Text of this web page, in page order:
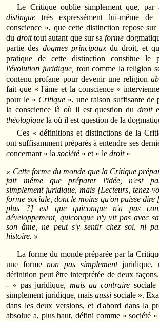
Le Critique oublie simplement que, par
distinguetrès expressément lui-même
conscience », que cette distinction repose sur
du droittout autant que sur saforme
partie des dogmes principaux du droit, et
pratique de cette distinction constitue le
l'évolution juridique, tout comme la religion
contenu profane pour devenir une religion
fait que « l'âme et la conscience »
pour le « Critique », une raison suffisante de
la conscience là où il est question dudroit
théologiquelà où il est question de la
Ces « définitions et distinctions de la
ont suffisamment préparés à entendre ses
concernant « lasociété» et « ledroit»
« Cette forme du monde que la Critique
fait même que préparer l'idée,n'est
simplement juridique,mais [Lecteurs, tenez-
forme sociale, dont le moins qu'on puissedire
plus ?] est que quiconque n'a pas
développement, quiconque n'y vit pas avec
son âme, ne peut s'y sentir chez soi, ni
histoire. »
La forme du monde préparée par la
une formenon pas simplementjuridique,
définition peut être interprétée de deux
- « pas juridique, mais au contraire
simplement juridique, maisaussi sociale ».
dans les deux versions, et d'abord dans la
absolue a, plus haut, défini comme « société